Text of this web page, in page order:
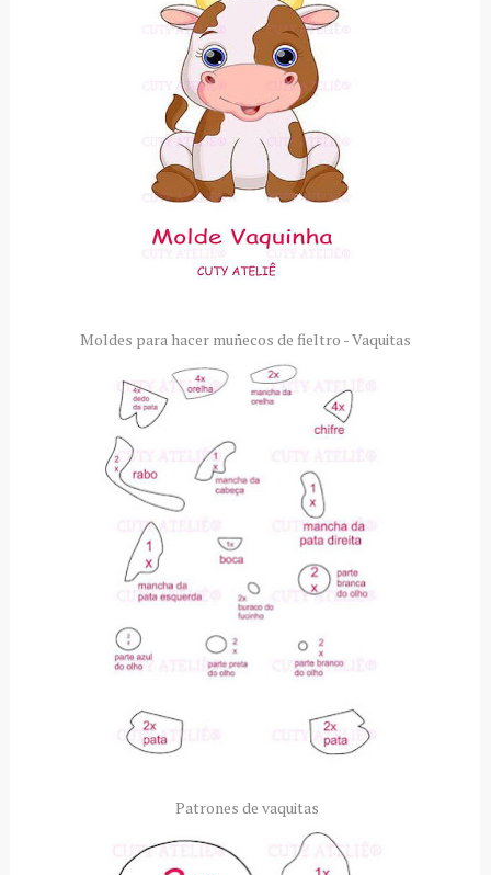
Moldes para hacer muñecos de fieltro - Vaquitas
Patrones de vaquitas